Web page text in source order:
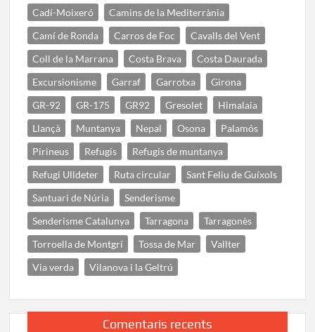
Cadí-Moixeró
Camins de la Mediterrània
Camí de Ronda
Carros de Foc
Cavalls del Vent
Coll de la Marrana
Costa Brava
Costa Daurada
Excursionisme
Garraf Garrotxa
Girona
GR-92
GR-175 GR92 Gresolet
Himalaia
Llançà
Muntanya Nepal Osona
Palamós
Pirineus
Refugis
Refugis de muntanya
Refugi Ulldeter
Ruta circular
Sant Feliu de Guíxols
Santuari de Núria
Senderisme
Senderisme Catalunya
Tarragona
Tarragonès
Torroella de Montgrí
Tossa de Mar
Vallter
Via verda
Vilanova i la Geltrú
Comentaris recents